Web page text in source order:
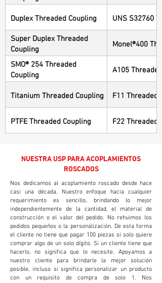
Duplex Threaded Coupling
UNS S32760
Super Duplex Threaded
Coupling
Monel®400
SMO® 254 Threaded
Coupling
A105 Threaded
Titanium Threaded Coupling F11 Threaded
PTFE Threaded Coupling F22 Threaded
NUESTRA USP PARA ACOPLAMIENTOS
ROSCADOS
Nos dedicamos al acoplamiento roscado desde hace
casi una década. Nuestro enfoque hacia cualquier
requerimiento es sencillo, brindando lo mejor
independientemente de la cantidad, el material de
construcción o el valor del pedido. No rehuimos los
pedidos pequeños o la personalización. De esta forma
el cliente no tiene que pagar 100 piezas si solo quiere
comprar algo de un solo dígito. Si un cliente tiene que
hacerlo, no significa que lo necesite. Apoyamos a
nuestro cliente para brindarle la mejor solución
posible, incluso si significa personalizar un producto
con un requisito de compra de solo 1. Nos